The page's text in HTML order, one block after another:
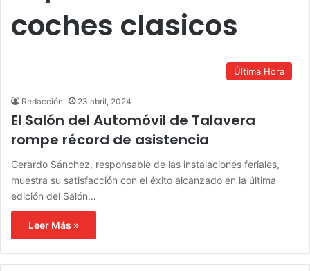
coches clasicos
Última Hora
Redacción 23 abril, 2024
El Salón del Automóvil de Talavera
rompe récord de asistencia
Gerardo Sánchez, responsable de las instalaciones feriales,
muestra su satisfacción con el éxito alcanzado en la última
edición del Salón…
Leer Más »